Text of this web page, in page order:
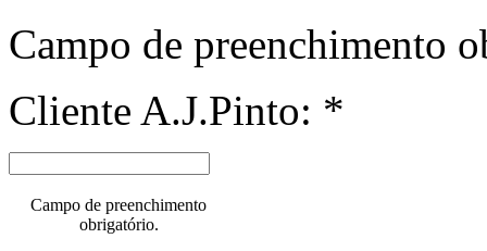
Campo de preenchimento
Cliente A.J.Pinto: *
Campo de preenchimento
obrigatório.